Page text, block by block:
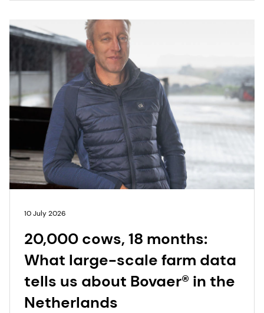
10 July 2026
20,000 cows, 18 months:
What large-scale farm data
tells us about Bovaer® in the
Netherlands